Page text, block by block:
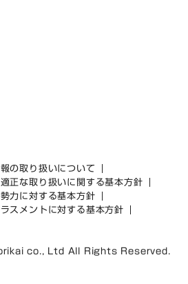
の取り扱いについて
正な取り扱いに関する基本方針
力に対する基本方針
スメントに対する基本方針
co., Ltd All Rights Reserved.